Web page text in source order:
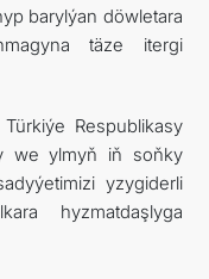
barylýan döwletara
täze itergi
Respublikasy
we ylmyň iň soňky
yzygiderli
hyzmatdaşlyga